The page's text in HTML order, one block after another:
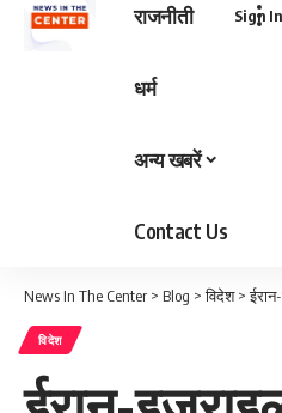
राजनीती
धर्म
अन्य खबरें
Contact Us
Sign In
News In The Center > Blog >विदेश>ईरान-
विदेश